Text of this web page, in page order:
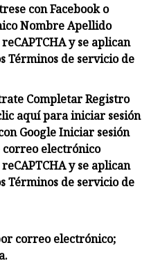
con Facebook o
Nombre Apellido
y se aplican
Términos de servicio de
Completar Registro
aquí para iniciar sesión
Google Iniciar sesión
correo electrónico
y se aplican
Términos de servicio de
correo electrónico;